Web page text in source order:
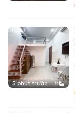
5 phút trước 11